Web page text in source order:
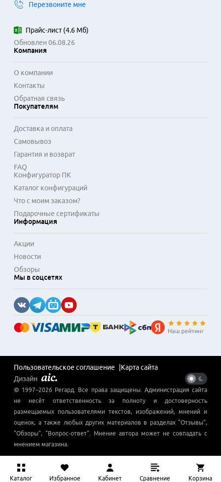
Каталог Избранное Кабинет Сравнение Корзина
Перезвоните мне
Прайс-лист(4.6 Мб)
Обновлен 06.08.26
Компания
О компании
Контакты
Обратная связь
Покупателям
Доставка и оплата
Самовывоз
Гарантия и возврат
FAQ
Конфигуратор ПК
Каталог конфигураций
Что с моим заказом?
Подарочные сертификаты
Информация
Акции
Новости
Обзоры
Мы в соцсетях
Пользовательское соглашение
Карта сайта
Дизайн
© 1997–2026 Регард . Все права защищены. Администрация сайта
не несёт ответственность за полноту и достоверность
размещаемых пользователями текстов, изображений, мнений и
оценок, а также любых других материалов в разделах "Отзывы",
"Обзоры", "Вопрос-ответ". Мнение автора может не совпадать с
мнением магазина.